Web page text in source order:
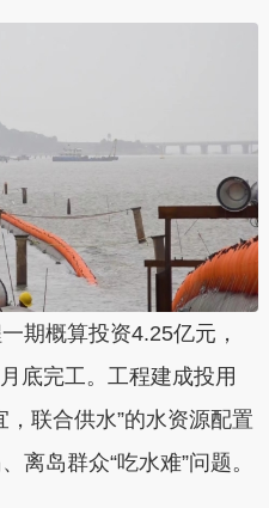
期概算投资4.25亿元，
底完工。工程建成投用
，联合供水”的水资源配置
离岛群众“吃水难”问题。